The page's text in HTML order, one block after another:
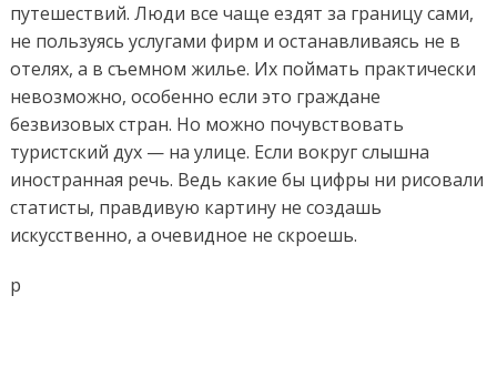
путешествий. Люди все чаще ездят за границу сами,
не пользуясь услугами фирм и останавливаясь не в
отелях, а в съемном жилье. Их поймать практически
невозможно, особенно если это граждане
безвизовых стран. Но можно почувствовать
туристский дух — на улице. Если вокруг слышна
иностранная речь. Ведь какие бы цифры ни рисовали
статисты, правдивую картину не создашь
искусственно, а очевидное не скроешь.
p